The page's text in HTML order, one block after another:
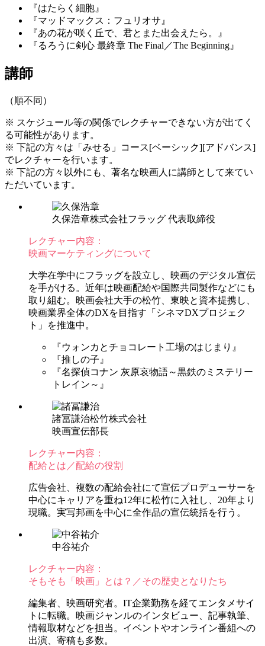
『はたらく細胞』
『マッドマックス：フュリオサ』
『あの花が咲く丘で、君とまた出会えたら。』
『るろうに剣心 最終章 The Final／The Beginning』
講師
（順不同）
※ スケジュール等の関係でレクチャーできない方が出てく
る可能性があります。
※ 下記の方々は「みせる」コース[ベーシック][アドバンス]
でレクチャーを行います。
※ 下記の方々以外にも、著名な映画人に講師として来てい
ただいています。
久保浩章株式会社フラッグ 代表取締役
レクチャー内容：
映画マーケティングについて
大学在学中にフラッグを設立し、映画のデジタル宣伝
を手がける。近年は映画配給や国際共同製作などにも
取り組む。映画会社大手の松竹、東映と資本提携し、
映画業界全体のDXを目指す「シネマDXプロジェク
ト」を推進中。
『ウォンカとチョコレート工場のはじまり』
『推しの子』
『名探偵コナン 灰原哀物語～黒鉄のミステリー
トレイン～』
諸冨謙治松竹株式会社
映画宣伝部長
レクチャー内容：
配給とは／配給の役割
広告会社、複数の配給会社にて宣伝プロデューサーを
中心にキャリアを重ね12年に松竹に入社し、20年より
現職。実写邦画を中心に全作品の宣伝統括を行う。
中谷祐介
レクチャー内容：
そもそも「映画」とは？／その歴史となりたち
編集者、映画研究者。IT企業勤務を経てエンタメサイ
トに転職。映画ジャンルのインタビュー、記事執筆、
情報取材などを担当。イベントやオンライン番組への
出演、寄稿も多数。